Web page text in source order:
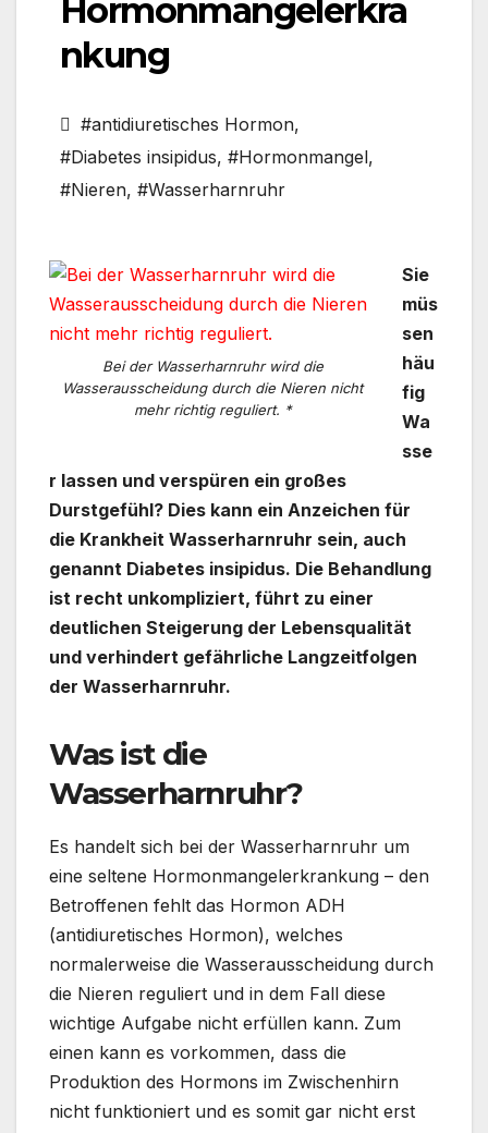
Hormonmangelerkra
nkung
#antidiuretisches Hormon,
#Diabetes insipidus, #Hormonmangel,
#Nieren, #Wasserharnruhr
Bei der Wasserharnruhr wird die
Wasserausscheidung durch die Nieren nicht
mehr richtig reguliert. *
Sie
müs
sen
häu
fig
Wa
sse
r lassen und verspüren ein großes
Durstgefühl? Dies kann ein Anzeichen für
die Krankheit Wasserharnruhr sein, auch
genannt Diabetes insipidus. Die Behandlung
ist recht unkompliziert, führt zu einer
deutlichen Steigerung der Lebensqualität
und verhindert gefährliche Langzeitfolgen
der Wasserharnruhr.
Was ist die
Wasserharnruhr?
Es handelt sich bei der Wasserharnruhr um
eine seltene Hormonmangelerkrankung – den
Betroffenen fehlt das Hormon ADH
(antidiuretisches Hormon), welches
normalerweise die Wasserausscheidung durch
die Nieren reguliert und in dem Fall diese
wichtige Aufgabe nicht erfüllen kann. Zum
einen kann es vorkommen, dass die
Produktion des Hormons im Zwischenhirn
nicht funktioniert und es somit gar nicht erst